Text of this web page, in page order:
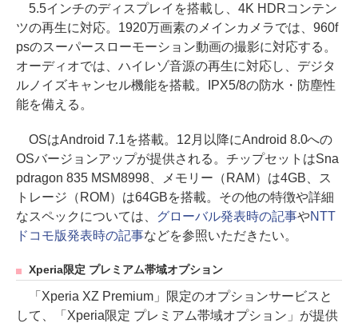
5.5インチのディスプレイを搭載し、4K HDRコンテン
ツの再生に対応。1920万画素のメインカメラでは、960f
psのスーパースローモーション動画の撮影に対応する。
オーディオでは、ハイレゾ音源の再生に対応し、デジタ
ルノイズキャンセル機能を搭載。IPX5/8の防水・防塵性
能を備える。
OSはAndroid 7.1を搭載。12月以降にAndroid 8.0への
OSバージョンアップが提供される。チップセットはSna
pdragon 835 MSM8998、メモリー（RAM）は4GB、ス
トレージ（ROM）は64GBを搭載。その他の特徴や詳細
なスペックについては、 グローバル発表時の記事やNTT
ドコモ版発表時の記事などを参照いただきたい。
Xperia限定 プレミアム帯域オプション
「Xperia XZ Premium」限定のオプションサービスと
して、「Xperia限定 プレミアム帯域オプション」が提供